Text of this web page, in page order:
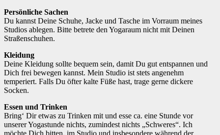
Persönliche Sachen
Du kannst Deine Schuhe, Jacke und Tasche im Vorraum meines
Studios ablegen. Bitte betrete den Yogaraum nicht mit Deinen
Straßenschuhen.
Kleidung
Deine Kleidung sollte bequem sein, damit Du gut entspannen und
Dich frei bewegen kannst. Mein Studio ist stets angenehm
temperiert. Falls Du öfter kalte Füße hast, trage gerne dickere
Socken.
Essen und Trinken
Bring‘ Dir etwas zu Trinken mit und esse ca. eine Stunde vor
unserer Yogastunde nichts, zumindest nichts „Schweres“. Ich
möchte Dich bitten, im Studio und insbesondere während der